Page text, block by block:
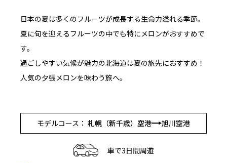
日本の夏は多くのフルーツが成長する生命力溢れる季節。
夏に旬を迎えるフルーツの中でも特にメロンがおすすめで
す。
過ごしやすい気候が魅力の北海道は夏の旅先におすすめ！
人気の夕張メロンを味わう旅へ。
モデルコース： 札幌（新千歳）空港 旭川空港
車で3日間周遊